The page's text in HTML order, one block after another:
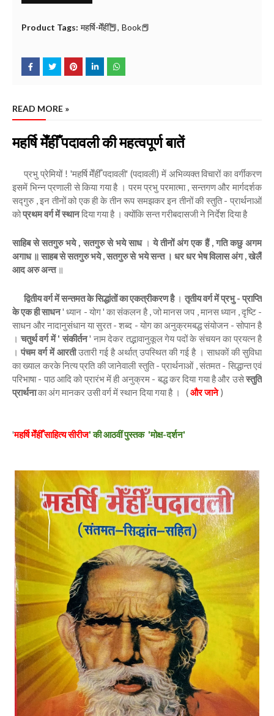
Product Tags: महर्षि-मेँहीँ📕 Book📕
READ MORE »
महर्षि मेँहीँ पदावली की महत्वपूर्ण बातें
प्रभु प्रेमियों ! 'महर्षि मेँहीँ पदावली' (पदावली) में अभिव्यक्त विचारों का वर्गीकरण
इसमें भिन्न प्रणाली से किया गया है । परम प्रभु परमात्मा , सन्तगण और मार्गदर्शक
सद्गुरु , इन तीनों को एक ही के तीन रूप समझकर इन तीनों की स्तुति - प्रार्थनाओं
कोप्रथम वर्ग में स्थानदिया गया है । क्योंकि सन्त गरीबदासजी ने निर्देश दिया है
साहिब से सतगुरु भये , सतगुरु से भये साध ।ये तीनों अंग एक हैं , गति कछु अगम
अगाध ॥ साहब से सतगुरु भये , सतगुरु से भये सन्त । धर धर भेष विलास अंग , खेलैं
आद अरु अन्त ॥
द्वितीय वर्ग में सन्तमत के सिद्धांतों का एकत्रीकरण है। तृतीय वर्ग में प्रभु - प्राप्ति
के एक ही साधन' ध्यान - योग ' का संकलन है , जो मानस जप , मानस ध्यान , दृष्टि -
साधन और नादानुसंधान या सुरत - शब्द - योग का अनुक्रमबद्ध संयोजन - सोपान है
। चतुर्थ वर्ग में ' संकीर्तन' नाम देकर तद्भावानुकूल गेय पदों के संचयन का प्रयत्न है
। पंचम वर्ग में आरतीउतारी गई है अर्थात् उपस्थित की गई है । साधकों की सुविधा
का ख्याल करके नित्य प्रति की जानेवाली स्तुति - प्रार्थनाओं , संतमत - सिद्धान्त एवं
परिभाषा - पाठ आदि को प्रारंभ में ही अनुक्रम - बद्ध कर दिया गया है और उसेस्तुति
प्रार्थनाका अंग मानकर उसी वर्ग में स्थान दिया गया है । (और जाने )
'महर्षि मेँहीँ साहित्य सीरीज' की आठवीं पुस्तक 'मोक्ष-दर्शन'